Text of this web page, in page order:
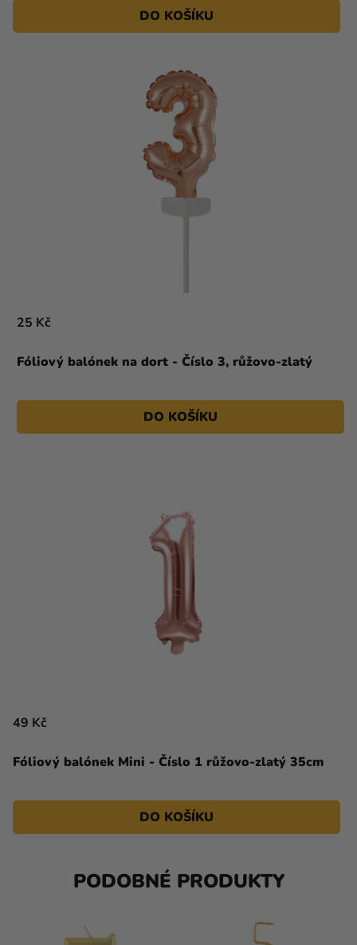
DO KOŠÍKU
Fóliový balónek na dort - Číslo 3, růžovo-zlatý
25 Kč
DO KOŠÍKU
Fóliový balónek Mini - Číslo 1 růžovo-zlatý 35cm
49 Kč
DO KOŠÍKU
PODOBNÉ PRODUKTY